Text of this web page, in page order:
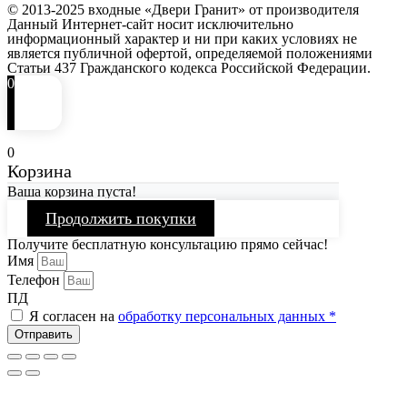
© 2013-2025 входные «Двери Гранит» от производителя
Данный Интернет-сайт носит исключительно
информационный характер и ни при каких условиях не
является публичной офертой, определяемой положениями
Статьи 437 Гражданского кодекса Российской Федерации.
0
0
Корзина
Ваша корзина пуста!
Продолжить покупки
Получите бесплатную консультацию прямо сейчас!
Имя
Телефон
ПД
Я согласен на обработку персональных данных *
Отправить